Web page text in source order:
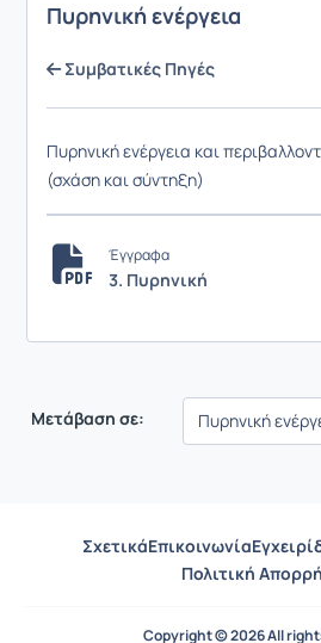
Πυρηνική ενέργεια
Συμβατικές Πηγές
Πυρηνική ενέργεια και
(σχάση και σύντηξη)
Έγγραφα
3. Πυρηνική
Μετάβαση σε:
ΣχετικάΕπικοινωνία
Πολιτική
Copyright © 2026 All